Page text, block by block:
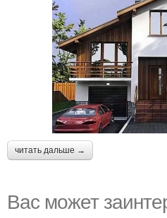
читать дальше →
Вас может